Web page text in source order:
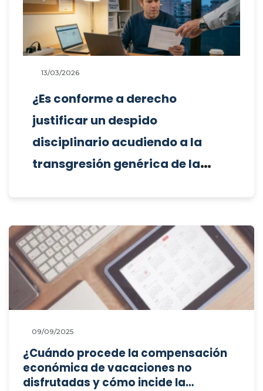
13/03/2026
¿Es conforme a derecho
justificar un despido
disciplinario acudiendo a la
transgresión genérica de la
cuando el convenio colectivo
aplicable tipifica la conducta
infractora concreta únicamente
como falta grave?
09/09/2025
¿Cuándo procede la compensación
económica de vacaciones no
disfrutadas y cómo incide la